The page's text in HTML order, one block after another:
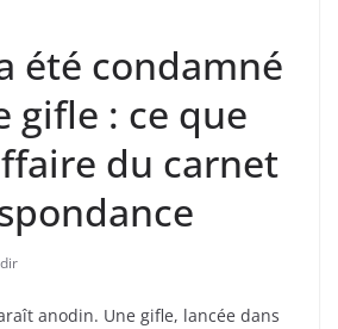
été condamné
gifle : ce que
du carnet
anodin. Une gifle, lancée dans